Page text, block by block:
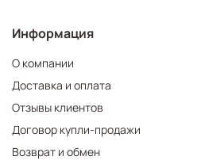
Информация
О компании
Доставка и оплата
Отзывы клиентов
Договор купли-продажи
Возврат и обмен